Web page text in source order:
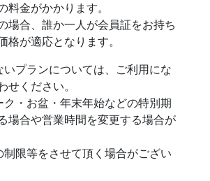
料金がかかります。
場合、誰か一人が会員証をお持ち
格が適応となります。
プランについては、ご利用にな
せください。
・お盆・年末年始などの特別期
場合や営業時間を変更する場合が
限等をさせて頂く場合がござい